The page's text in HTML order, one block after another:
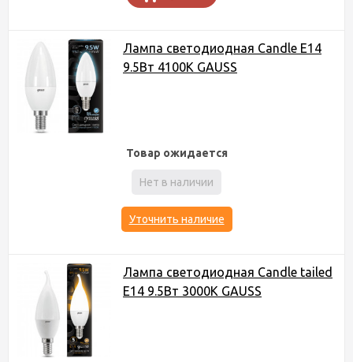
Лампа светодиодная Candle E14
9.5Вт 4100К GAUSS
Товар ожидается
Нет в наличии
Уточнить наличие
Лампа светодиодная Candle tailed
E14 9.5Вт 3000К GAUSS